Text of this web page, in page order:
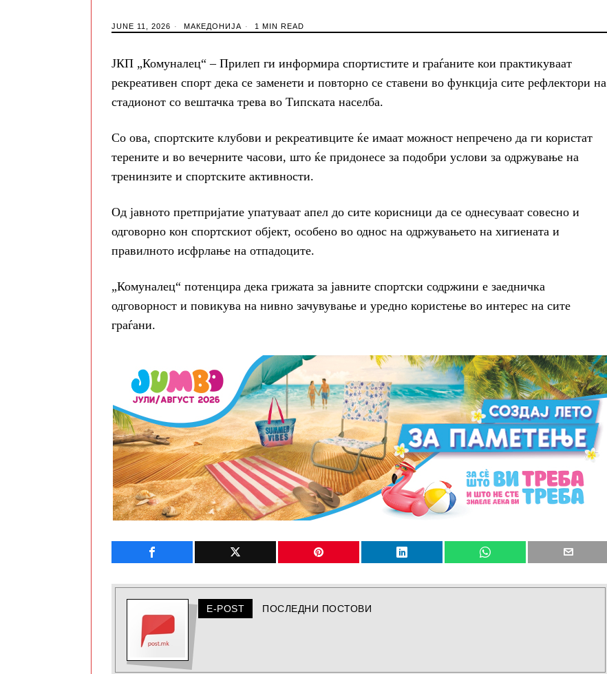
JUNE 11, 2026 МАКЕДОНИЈА 1 MIN READ
ЈКП „Комуналец“ – Прилеп ги информира спортистите и граѓаните кои практикуваат
рекреативен спорт дека се заменети и повторно се ставени во функција сите рефлектори на
стадионот со вештачка трева во Типската населба.
Со ова, спортските клубови и рекреативците ќе имаат можност непречено да ги користат
терените и во вечерните часови, што ќе придонесе за подобри услови за одржување на
тренинзите и спортските активности.
Од јавното претпријатие упатуваат апел до сите корисници да се однесуваат совесно и
одговорно кон спортскиот објект, особено во однос на одржувањето на хигиената и
правилното исфрлање на отпадоците.
„Комуналец“ потенцира дека грижата за јавните спортски содржини е заедничка
одговорност и повикува на нивно зачувување и уредно користење во интерес на сите
граѓани.
E-POST ПОСЛЕДНИ ПОСТОВИ